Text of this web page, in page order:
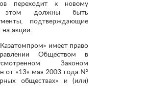
переходит к новому
этом должны быть
подтверждающие
акции.
имеет право
Обществом в
Законом
от «13» мая 2003 года №
обществах» и (или)